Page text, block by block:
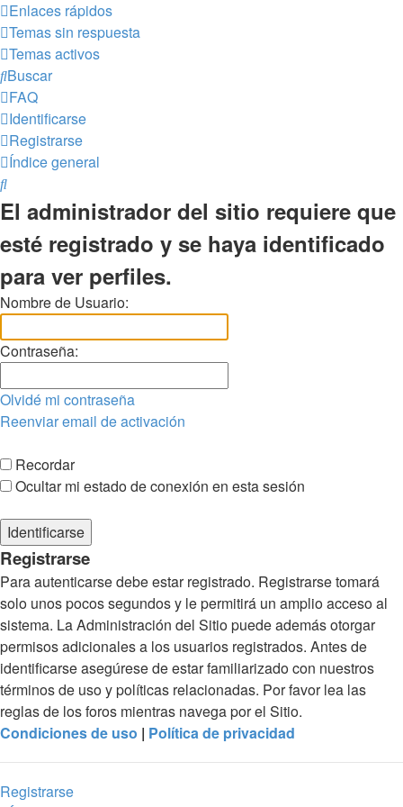
Enlaces rápidos
Temas sin respuesta
Temas activos
Buscar
FAQ
Identificarse
Registrarse
Índice general
Buscar
El administrador del sitio requiere que
esté registrado y se haya identificado
para ver perfiles.
Nombre de Usuario:
Contraseña:
Olvidé mi contraseña
Reenviar email de activación
Recordar
Ocultar mi estado de conexión en esta sesión
Registrarse
Para autenticarse debe estar registrado. Registrarse tomará
solo unos pocos segundos y le permitirá un amplio acceso al
sistema. La Administración del Sitio puede además otorgar
permisos adicionales a los usuarios registrados. Antes de
identificarse asegúrese de estar familiarizado con nuestros
términos de uso y políticas relacionadas. Por favor lea las
reglas de los foros mientras navega por el Sitio.
Condiciones de uso | Política de privacidad
Registrarse